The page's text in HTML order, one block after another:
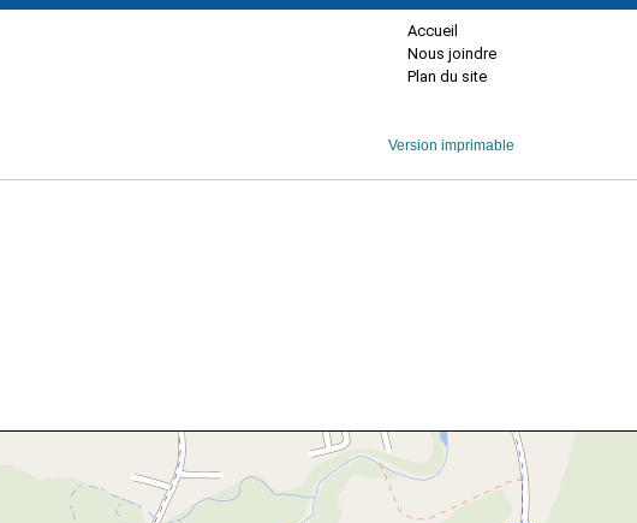
Accueil
Nous joindre
Plan du site
Version imprimable